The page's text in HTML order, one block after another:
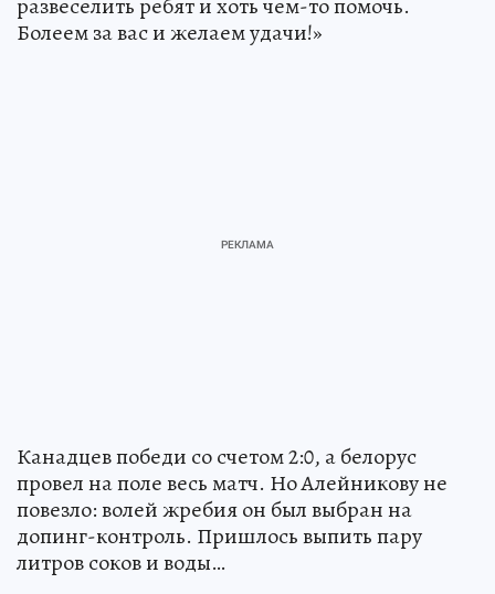
Болеем за вас и желаем удачи!»
Канадцев победи со счетом 2:0, а белорус
провел на поле весь матч. Но Алейникову не
повезло: волей жребия он был выбран на
допинг-контроль. Пришлось выпить пару
литров соков и воды…